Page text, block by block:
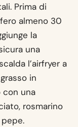
Prima di
almeno 30
la
una
l’airfryer a
in
con una
rosmarino